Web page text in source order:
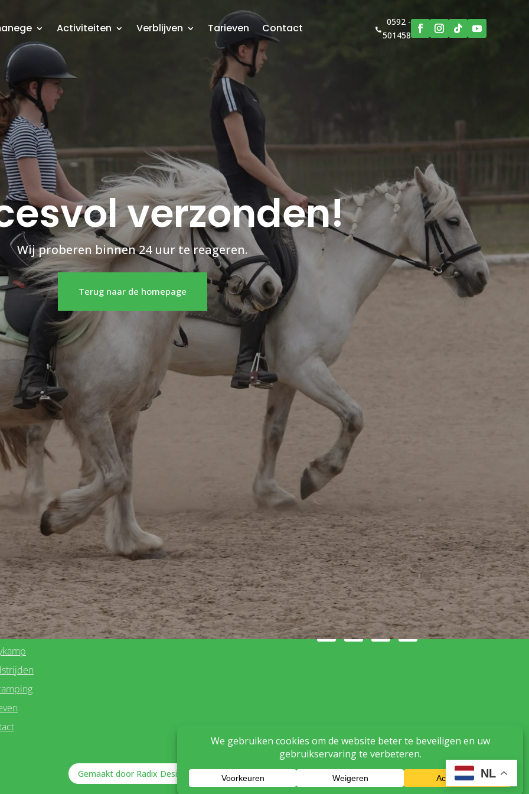
Activiteiten Verblijven Tarieven Contact 
0592 -
501458
verzonden!
Wij proberen binnen 24 uur te reageren.
Terug naar de homepage
& pony's
Quick links
De huisregels
Algemene Voorwaarden
Partners
Volg ons op social
media
Manege Knollegruun, de
manege met Aandacht,
Plezier en Kwaliteit. Zien we
jou binnenkort?
Gemaakt door Radix Design NL